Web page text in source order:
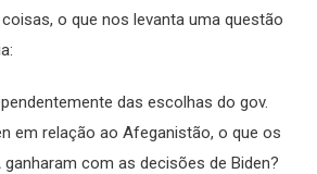
o que nos levanta uma questão
das escolhas do gov.
em relação ao Afeganistão, o que os
ganharam com as decisões de Biden?